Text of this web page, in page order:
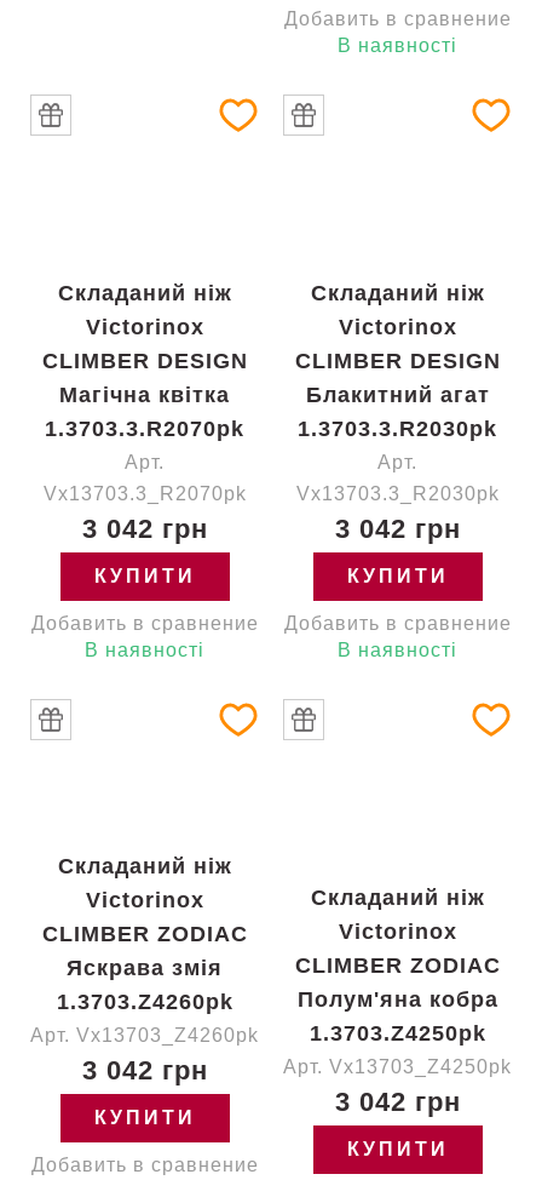
Добавить в сравнение
В наявності
Складаний ніж
Victorinox
CLIMBER DESIGN
Магічна квітка
1.3703.3.R2070pk
Арт.
Vx13703.3_R2070pk
3 042 грн
КУПИТИ
Добавить в сравнение
В наявності
Складаний ніж
Victorinox
CLIMBER DESIGN
Блакитний агат
1.3703.3.R2030pk
Арт.
Vx13703.3_R2030pk
3 042 грн
КУПИТИ
Добавить в сравнение
В наявності
Складаний ніж
Victorinox
CLIMBER ZODIAC
Яскрава змія
1.3703.Z4260pk
Арт. Vx13703_Z4260pk
3 042 грн
КУПИТИ
Добавить в сравнение
Складаний ніж
Victorinox
CLIMBER ZODIAC
Полум'яна кобра
1.3703.Z4250pk
Арт. Vx13703_Z4250pk
3 042 грн
КУПИТИ